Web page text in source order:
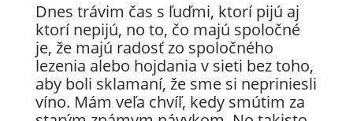
Dnes trávim čas s ľuďmi, ktorí pijú aj
ktorí nepijú, no to, čo majú spoločné
je, že majú radosť zo spoločného
lezenia alebo hojdania v sieti bez toho,
aby boli sklamaní, že sme si nepriniesli
víno. Mám veľa chvíľ, kedy smútim za